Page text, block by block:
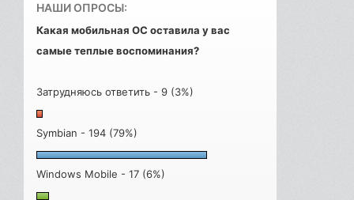
НАШИ ОПРОСЫ:
Какая мобильная ОС оставила у вас
самые теплые воспоминания?
Затрудняюсь ответить - 9 (3%)
Symbian - 194 (79%)
Windows Mobile - 17 (6%)